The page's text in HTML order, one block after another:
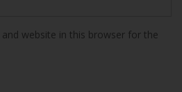
website in this browser for the